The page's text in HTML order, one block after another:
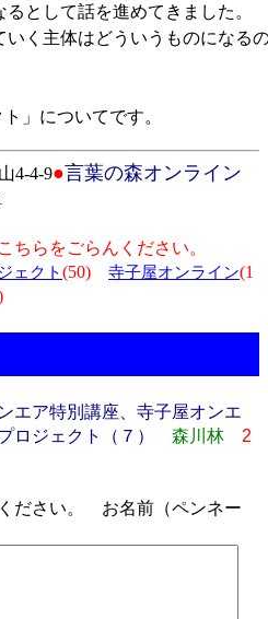
として話を進めてきました。
く主体はどういうものになる
」についてです。
4-4-9●言葉の森オンライン
ちらをごらんください。
ェクト(50) 寺子屋オンライン(1
ア特別講座、寺子屋オンエ
ロジェクト（７）
森川林
2
ださい。 お名前（ペンネー